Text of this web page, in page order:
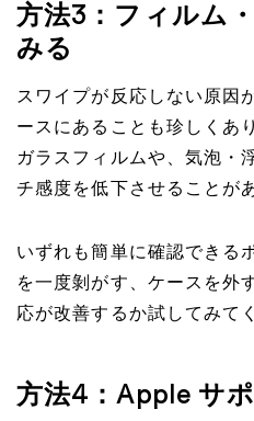
方法3：フィルム
みる
スワイプが反応しない原因
ースにあることも珍しくあ
ガラスフィルムや、気泡・
チ感度を低下させることが
いずれも簡単に確認できる
を一度剝がす、ケースを外
応が改善するか試してみて
方法4：Apple サ